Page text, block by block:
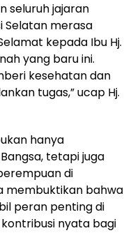
seluruh jajaran
Selatan merasa
kepada Ibu Hj.
yang baru ini.
kesehatan dan
tugas,” ucap Hj.
hanya
tetapi juga
di
membuktikan bahwa
peran penting di
nyata bagi